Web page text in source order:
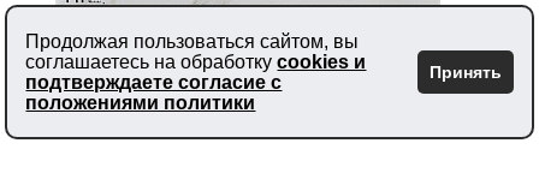
Продолжая пользоваться сайтом, вы
соглашаетесь на обработкуcookies и
подтверждаете согласие с
положениями политики
Принять
КАТАЛОГ ПРОДУКЦИИ
ПОКУПАТЕЛЮ